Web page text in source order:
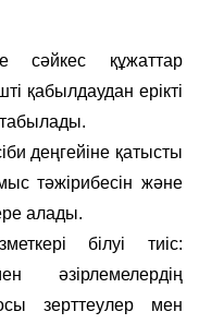
сәйкес құжаттар
қабылдаудан ерікті
табылады.
деңгейіне қатысты
тәжірибесін және
алады.
білуі тиіс:
әзірлемелердің
зерттеулер мен